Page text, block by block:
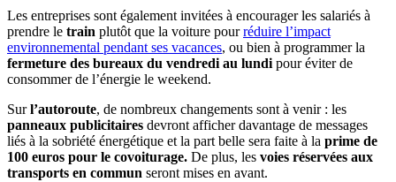
Les entreprises sont également invitées à encourager les salariés à
prendre le train plutôt que la voiture pourréduire l’impact
environnemental pendant ses vacances, ou bien à programmer la
fermeture des bureaux du vendredi au lundi pour éviter de
consommer de l’énergie le weekend.
Surl’autoroute, de nombreux changements sont à venir : les
panneaux publicitaires devront afficher davantage de messages
liés à la sobriété énergétique et la part belle sera faite à la prime de
100 euros pour le covoiturage. De plus, les voies réservées aux
transports en commun seront mises en avant.